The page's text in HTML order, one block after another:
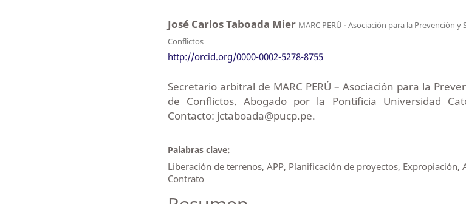
José Carlos Taboada Mier MARC PERÚ - Asociación para la Prevención y
Conflictos
http://orcid.org/0000-0002-5278-8755
Secretario arbitral de MARC PERÚ – Asociación para la
de Conflictos. Abogado por la Pontificia Universidad
Contacto: jctaboada@pucp.pe.
Palabras clave:
Liberación de terrenos, APP, Planificación de proyectos, Expropiación,
Contrato